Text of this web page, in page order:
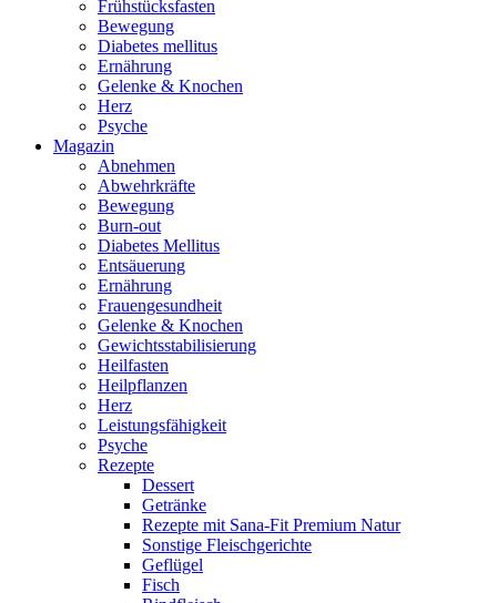
Frühstücksfasten
Bewegung
Diabetes mellitus
Ernährung
Gelenke & Knochen
Herz
Psyche
Magazin
Abnehmen
Abwehrkräfte
Bewegung
Burn-out
Diabetes Mellitus
Entsäuerung
Ernährung
Frauengesundheit
Gelenke & Knochen
Gewichtsstabilisierung
Heilfasten
Heilpflanzen
Herz
Leistungsfähigkeit
Psyche
Rezepte
Dessert
Getränke
Rezepte mit Sana-Fit Premium Natur
Sonstige Fleischgerichte
Geflügel
Fisch